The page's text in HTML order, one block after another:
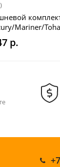
Mariner/
р.